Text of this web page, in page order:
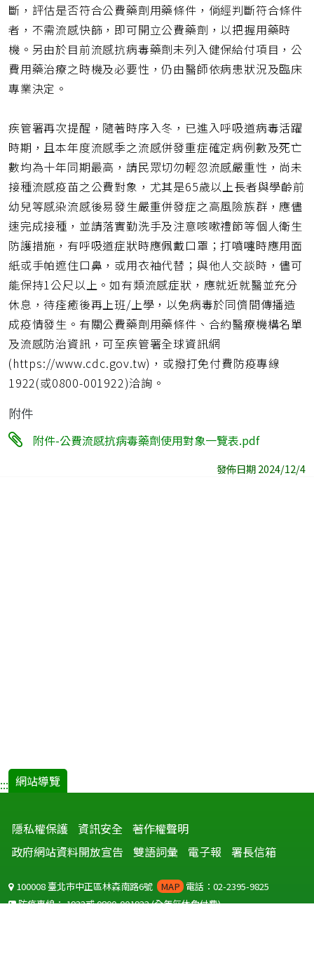
斷，評估是否符合公費藥劑用藥條件，倘經判斷符合條件
者，不需流感快篩，即可開立公費藥劑，以把握用藥時
機。另由於目前流感抗病毒藥劑未列入健保給付項目，公
費用藥治療之時機及必要性，仍由醫師依病患狀況及臨床
專業決定。
疾管署再次提醒，隨著時序入冬，已進入呼吸道病毒活躍
時期，且本年度流感季之流感併發重症確定病例數及死亡
數均為十年同期最高，請民眾切勿輕忽流感嚴重性，尚未
接種流感疫苗之公費對象，尤其是65歲以上長者與學齡前
幼兒等感染流感後易發生嚴重併發症之高風險族群，應儘
速完成接種，並請落實勤洗手及注意咳嗽禮節等個人衛生
防護措施，有呼吸道症狀時應佩戴口罩；打噴嚏時應用面
紙或手帕遮住口鼻，或用衣袖代替；與他人交談時，儘可
能保持1公尺以上。如有類流感症狀，應就近就醫並充分
休息，待痊癒後再上班/上學，以免病毒於同儕間傳播造
成疫情發生。有關公費藥劑用藥條件、合約醫療機構名單
及流感防治資訊，可至疾管署全球資訊網
(https://www.cdc.gov.tw)，或撥打免付費防疫專線
1922(或0800-001922)洽詢。
附件
附件-公費流感抗病毒藥劑使用對象一覽表.pdf
發佈日期 2024/12/4
::: 網站導覽
隱私權保護 資訊安全 著作權聲明
政府網站資料開放宣告
雙語詞彙 電子報 署長信箱
100008 臺北市中正區林森南路6號 MAP 電話：02-2395-9825
防疫專線：1922或0800-001922(全年無休免付費)